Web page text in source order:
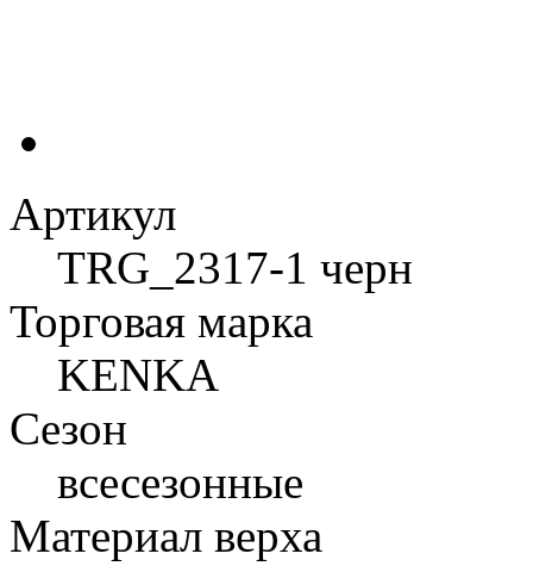
Артикул
TRG_2317-1 черн
Торговая марка
KENKA
Сезон
всесезонные
Материал верха